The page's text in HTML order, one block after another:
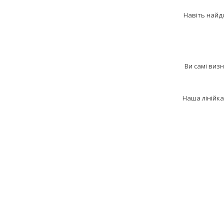
Навіть
Ви самі
Наша